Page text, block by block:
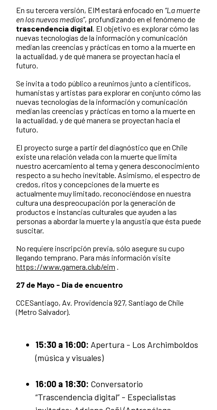
En su tercera versión, EIM estará enfocado en “La muerte
en los nuevos medios”, profundizando en el fenómeno de
trascendencia digital. El objetivo es explorar cómo las
nuevas tecnologías de la información y comunicación
median las creencias y prácticas en torno a la muerte en
la actualidad, y de qué manera se proyectan hacia el
futuro.
Se invita a todo público a reunirnos junto a científicos,
humanistas y artistas para explorar en conjunto cómo las
nuevas tecnologías de la información y comunicación
median las creencias y prácticas en torno a la muerte en
la actualidad, y de qué manera se proyectan hacia el
futuro.
El proyecto surge a partir del diagnóstico que en Chile
existe una relación velada con la muerte que limita
nuestro acercamiento al tema y genera desconocimiento
respecto a su hecho inevitable. Asimismo, el espectro de
credos, ritos y concepciones de la muerte es
actualmente muy limitado, reconociéndose en nuestra
cultura una despreocupación por la generación de
productos e instancias culturales que ayuden a las
personas a abordar la muerte y la angustia que ésta puede
suscitar.
No requiere inscripción previa, sólo asegure su cupo
llegando temprano. Para más información visite
https://www.gamera.club/eim .
27 de Mayo - Día de encuentro
CCESantiago, Av. Providencia 927, Santiago de Chile
(Metro Salvador).
15:30 a 16:00: Apertura - Los Archimboldos
(música y visuales)
16:00 a 18:30: Conversatorio
“Trascendencia digital” - Especialistas